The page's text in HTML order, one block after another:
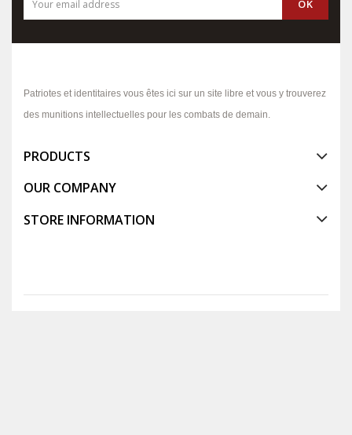
Patriotes et identitaires vous êtes ici sur un site libre et vous y trouverez
des munitions intellectuelles pour les combats de demain.
PRODUCTS
OUR COMPANY
STORE INFORMATION